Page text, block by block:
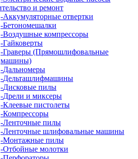
и ремонт
-Аккумуляторные отвертки
-Бетономешалки
-Воздушные компрессоры
-Гайковерты
-Граверы (Прямошлифовальные
машины)
-Дальномеры
-Дельташлифмашины
-Дисковые пилы
-Дрели и миксеры
-Клеевые пистолеты
-Компрессоры
-Ленточные пилы
-Ленточные шлифовальные машины
-Монтажные пилы
-Отбойные молотки